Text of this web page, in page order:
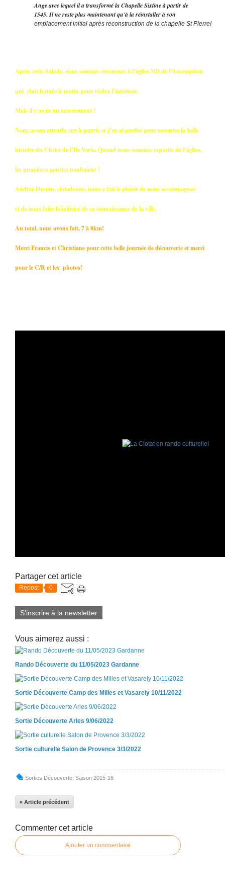
Angeavec lequel il a transformé la Chapelle Sixtine à partir de
1545.Il ne reste plus maintenant qu'à la réinstaller à son
emplacement initial après reconstruction de la chapelle St Pierre!
Après cette balade, nous sommes retournés à l’église ND de l’Assomption
qui était fermée le matin pour visiter l’intérieur.
Mais il y avait un enterrement !
Nous avons attendu sur le parvis et j’en ai profité pour raconter la belle
histoiredu Christ de l’Ile Verte. Quand nous sommes repartis de l’église,
les premièresgouttes tombaient !
Andrée Drouin, ciotadenne, nous a fait le plaisir de nous accompagner
et denous faire bénéficier de sa connaissance de la ville.
Au total, nous avons fait, 7 à 8km!
Merci Francis et Christiane pour cette belle journée de découverte et merci
pour le C/R et les photos!
Partager cet article
Repost 0
S'inscrire à la newsletter
Vous aimerez aussi :
Rando Découverte du 11/05/2023 Gardanne
Sortie Découverte Camp des Milles et Vasarely 10/11/2022
Sortie Découverte Arles 9/06/2022
Sortie culturelle Salon de Provence 3/3/2022
Sorties Découverte Saison 2015-16
« Article précédent
Commenter cet article
Ajouter un commentaire